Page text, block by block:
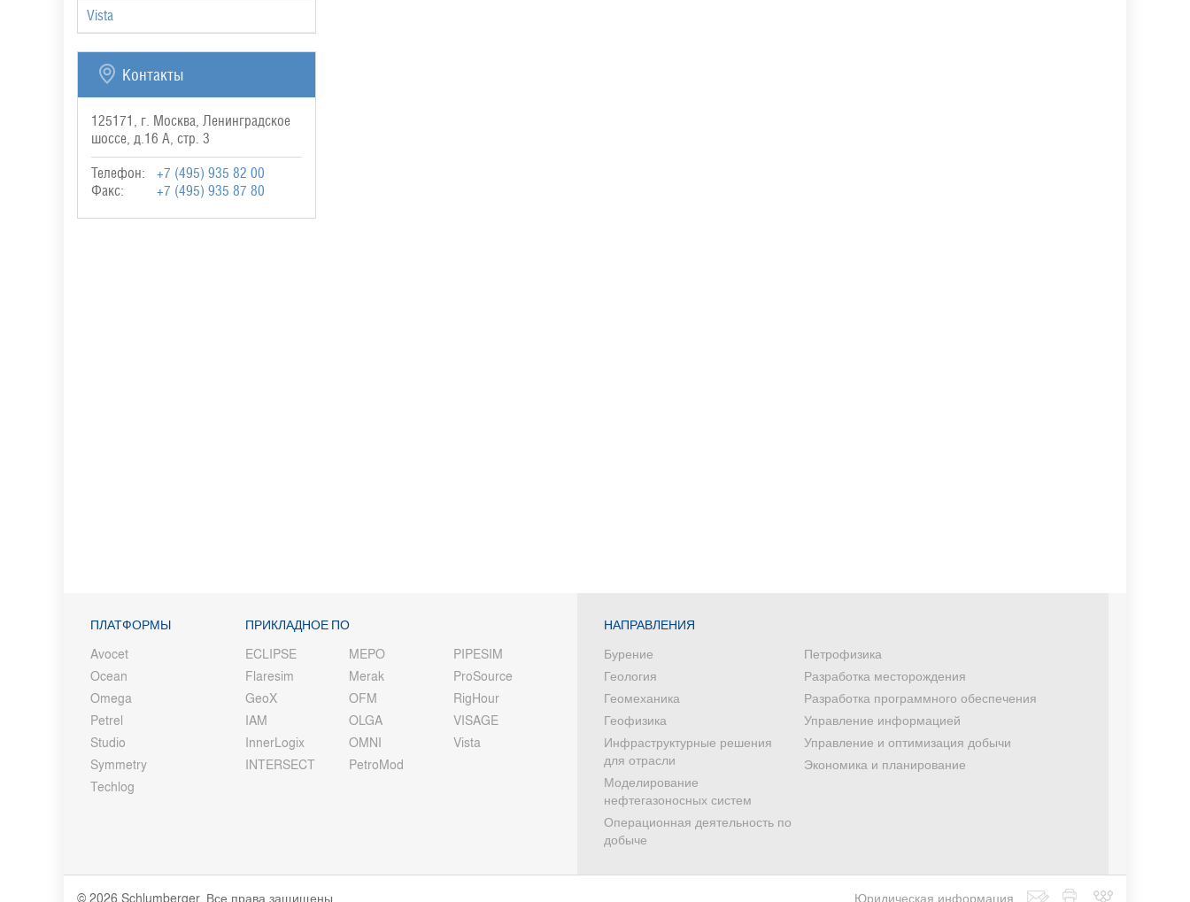
Vista
Контакты
125171, г. Москва, Ленинградское
шоссе, д.16 А, стр. 3
Телефон:
+7 (495) 935 82 00
Факс:
+7 (495) 935 87 80
ПЛАТФОРМЫ
Avocet
Ocean
Omega
Petrel
Studio
Symmetry
Techlog
ПРИКЛАДНОЕ ПО
ECLIPSE
Flaresim
GeoX
IAM
InnerLogix
INTERSECT
MEPO
Merak
OFM
OLGA
OMNI
PetroMod
PIPESIM
ProSource
RigHour
VISAGE
Vista
НАПРАВЛЕНИЯ
Бурение
Геология
Геомеханика
Геофизика
Инфраструктурные решения
для отрасли
Моделирование
нефтегазоносных систем
Операционная деятельность по
добыче
Петрофизика
Разработка месторождения
Разработка программного обеспечения
Управление информацией
Управление и оптимизация добычи
Экономика и планирование
Юридическая информация
© 2026 Schlumberger. Все права защищены